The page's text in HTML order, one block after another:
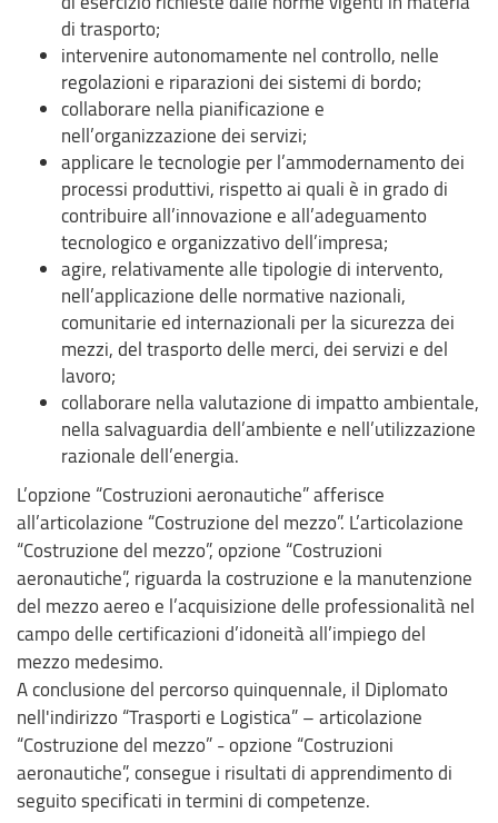
di trasporto;
intervenire autonomamente nel controllo, nelle
regolazioni e riparazioni dei sistemi di bordo;
collaborare nella pianificazione e
nell’organizzazione dei servizi;
applicare le tecnologie per l’ammodernamento dei
processi produttivi, rispetto ai quali è in grado di
contribuire all’innovazione e all’adeguamento
tecnologico e organizzativo dell’impresa;
agire, relativamente alle tipologie di intervento,
nell’applicazione delle normative nazionali,
comunitarie ed internazionali per la sicurezza dei
mezzi, del trasporto delle merci, dei servizi e del
lavoro;
collaborare nella valutazione di impatto ambientale,
nella salvaguardia dell’ambiente e nell’utilizzazione
razionale dell’energia.
L’opzione “Costruzioni aeronautiche” afferisce
all’articolazione “Costruzione del mezzo”. L’articolazione
“Costruzione del mezzo”, opzione “Costruzioni
aeronautiche”, riguarda la costruzione e la manutenzione
del mezzo aereo e l’acquisizione delle professionalità nel
campo delle certificazioni d’idoneità all’impiego del
mezzo medesimo.
A conclusione del percorso quinquennale, il Diplomato
nell'indirizzo “Trasporti e Logistica” – articolazione
“Costruzione del mezzo” - opzione “Costruzioni
aeronautiche”, consegue i risultati di apprendimento di
seguito specificati in termini di competenze.